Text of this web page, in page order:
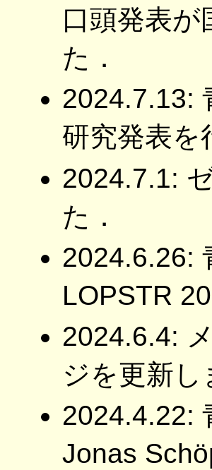
口頭発表
た．
2024.7.13:
研究発表を
2024.7.1:
た．
2024.6.26:
LOPSTR
2024.6.4:
ジを更新し
2024.4.22:
Jonas